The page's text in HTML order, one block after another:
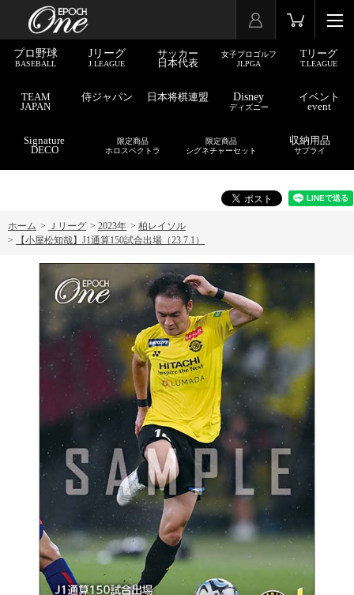
プロ野球
BASEBALL
Jリーグ
J.LEAGUE
サッカー
日本代表
女子プロゴルフ
JLPGA
Tリーグ
T.LEAGUE
TEAM
JAPAN
侍ジャパン 日本将棋連盟 Disney
ディズニー
イベント
event
Signature
DECO
限定商品
ホロスペクトラ
限定商品
シグネチャーセット
収納用品
サプライ
ホーム > Ｊリーグ > 2023年 > 柏レイソル
>
【小屋松知哉】J1通算150試合出場（23.7.1）